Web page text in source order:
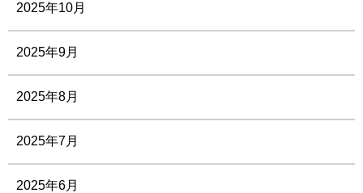
2025年10月
2025年9月
2025年8月
2025年7月
2025年6月